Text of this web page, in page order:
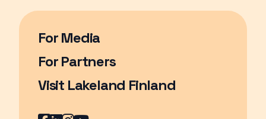
For Media
For Partners
Visit Lakeland Finland
Sivu avautuu uudessa ikkunassa